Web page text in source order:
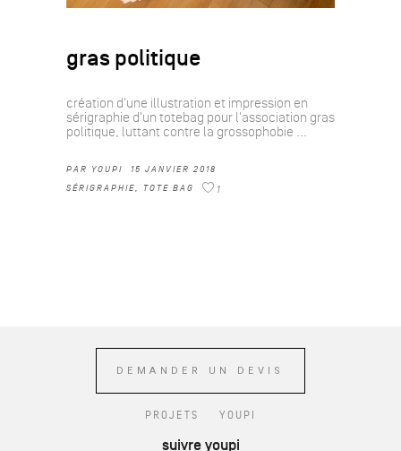
gras politique
création d'une illustration et impression en
sérigraphie d'un totebag pour l'association gras
politique, luttant contre la grossophobie
PAR YOUPI
15 JANVIER 2018
SÉRIGRAPHIE
TOTE BAG 1
DEMANDER UN DEVIS
PROJETS YOUPI
suivre youpi